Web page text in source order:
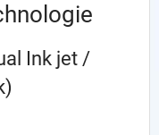
Ink jet /